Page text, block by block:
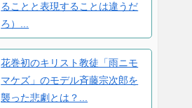
ることと表現することは違うだ
ろ）...
花巻初のキリスト教徒「雨ニモ
マケズ」のモデル斉藤宗次郎を
襲った悲劇とは？...